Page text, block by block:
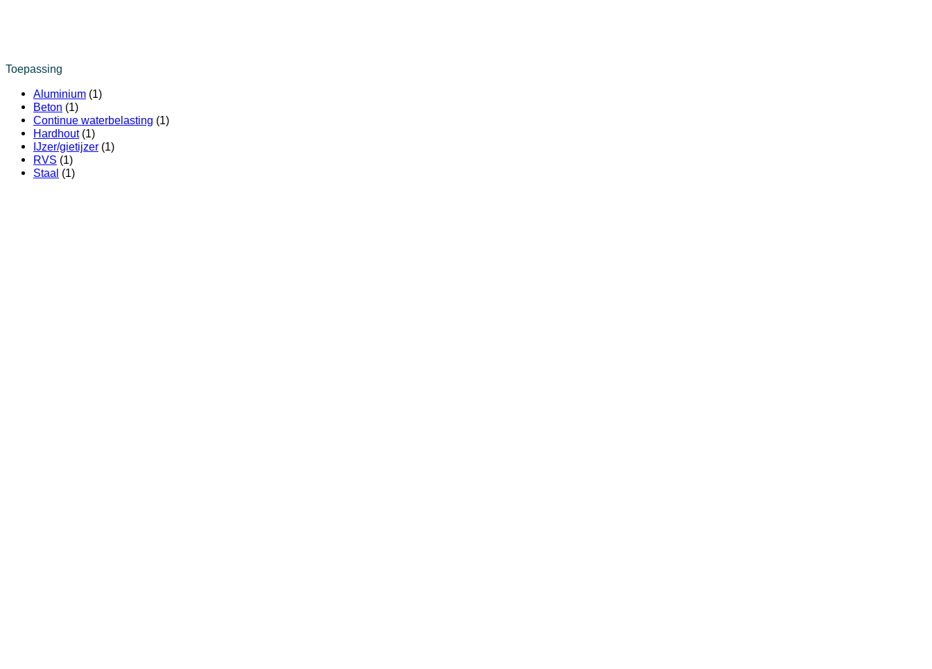
Toepassing
Aluminium (1)
Beton (1)
Continue waterbelasting (1)
Hardhout (1)
IJzer/gietijzer (1)
RVS (1)
Staal (1)